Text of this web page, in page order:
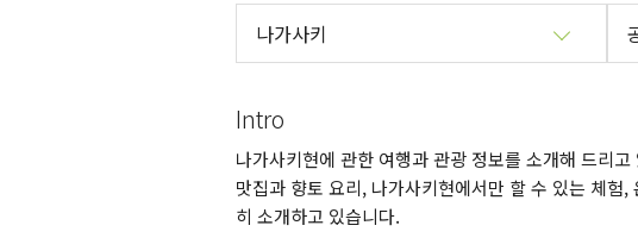
나가사키
Intro
나가사키현에 관한 여행과 관광 정보를 소개해 드리
맛집과 향토 요리, 나가사키현에서만 할 수 있는 체험
히 소개하고 있습니다.